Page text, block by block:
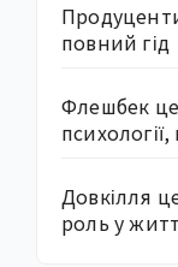
повний гід
Флешбек
Довкілля
роль у